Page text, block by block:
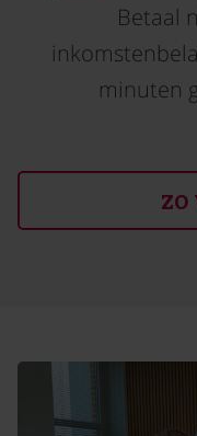
Betaal
minuten
ZO